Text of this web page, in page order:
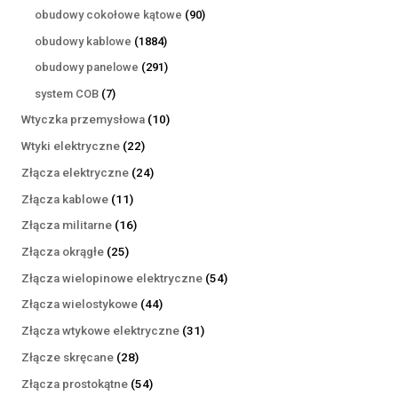
produkty
obudowy cokołowe kątowe 9090
obudowy kablowe 18841884
produkty
obudowy panelowe 291291
system COB 77
produktów
Wtyczka przemysłowa 1010
Wtyki elektryczne 2222
produkty
Złącza elektryczne 2424
Złącza kablowe 1111
produktów
Złącza militarne 1616
Złącza okrągłe 2525
produktów
Złącza wielopinowe elektryczne 5454
Złącza wielostykowe 4444
produkty
Złącza wtykowe elektryczne 3131
Złącze skręcane 2828
produktów
Złącza prostokątne 5454